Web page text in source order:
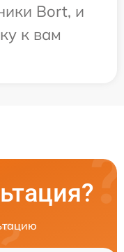
Bort, и
к вам